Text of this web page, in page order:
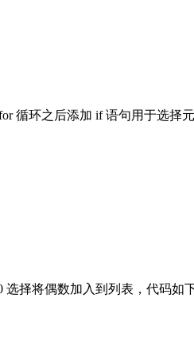
循环之后添加 if 语句用于选择
择将偶数加入到列表，代码如